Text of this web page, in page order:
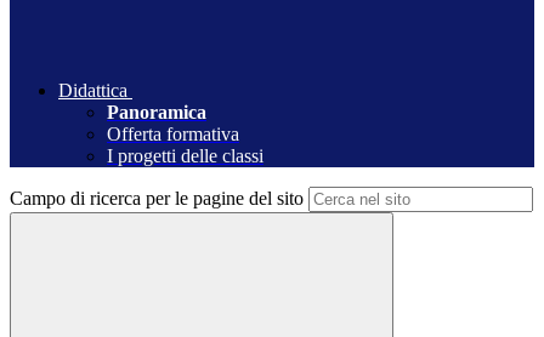
Didattica
Panoramica
Offerta formativa
I progetti delle classi
Campo di ricerca per le pagine del sito